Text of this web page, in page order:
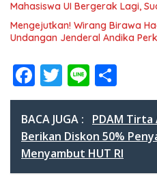
Mahasiswa UI Bergerak Lagi,
Mengejutkan! Wirang Birawa
Undangan Jenderal Andika
F
ac
e
b
o
T
w
itt
er
Li
n
e
h
ar
e
BACA JUGA :
PDAM
Berikan Diskon 50%
Menyambut HUT RI